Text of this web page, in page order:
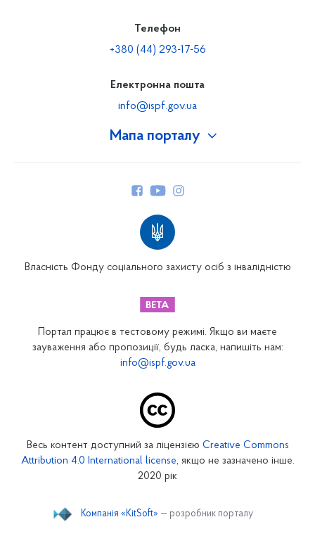
Мапа порталу
Закарпатське відділення
Запорізьке відділення
Кіровоградське відділення
Миколаївське відділення
Телефон
+380 (44) 293-17-56
Електронна пошта
info@ispf.gov.ua
Власність Фонду соціального захисту осіб з інвалідністю
Портал працює в тестовому режимі. Якщо ви маєте
зауваження або пропозиції, будь ласка, напишіть нам:
info@ispf.gov.ua
Весь контент доступний за ліцензією Creative Commons
Attribution 4.0 International license, якщо не зазначено інше.
2020 рік
Компанія «KitSoft» — розробник порталу